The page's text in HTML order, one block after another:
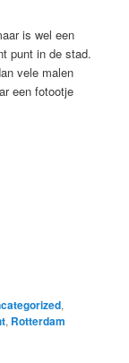
is wel een
punt in de stad.
vele malen
een fotootje
,
, Rotterdam